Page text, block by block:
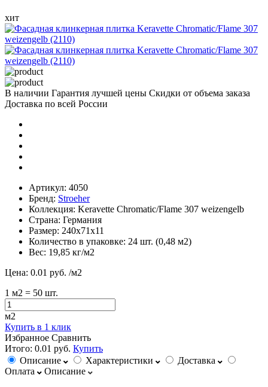
хит
В наличии Гарантия лучшей цены Скидки от объема заказа
Доставка по всей России
Артикул: 4050
Бренд: Stroeher
Коллекция: Keravette Chromatic/Flame 307 weizengelb
Страна: Германия
Размер: 240х71х11
Количество в упаковке: 24 шт. (0,48 м2)
Вес: 19,85 кг/м2
Цена: 0.01 руб. /м2
1 м2 = 50 шт.
м2
Купить в 1 клик
Избранное Сравнить
Итого: 0.01 руб. Купить
Описание
Характеристики
Доставка
Оплата
Описание